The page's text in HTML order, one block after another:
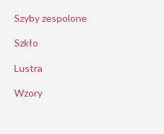
Szyby zespolone
Szkło
Lustra
Wzory